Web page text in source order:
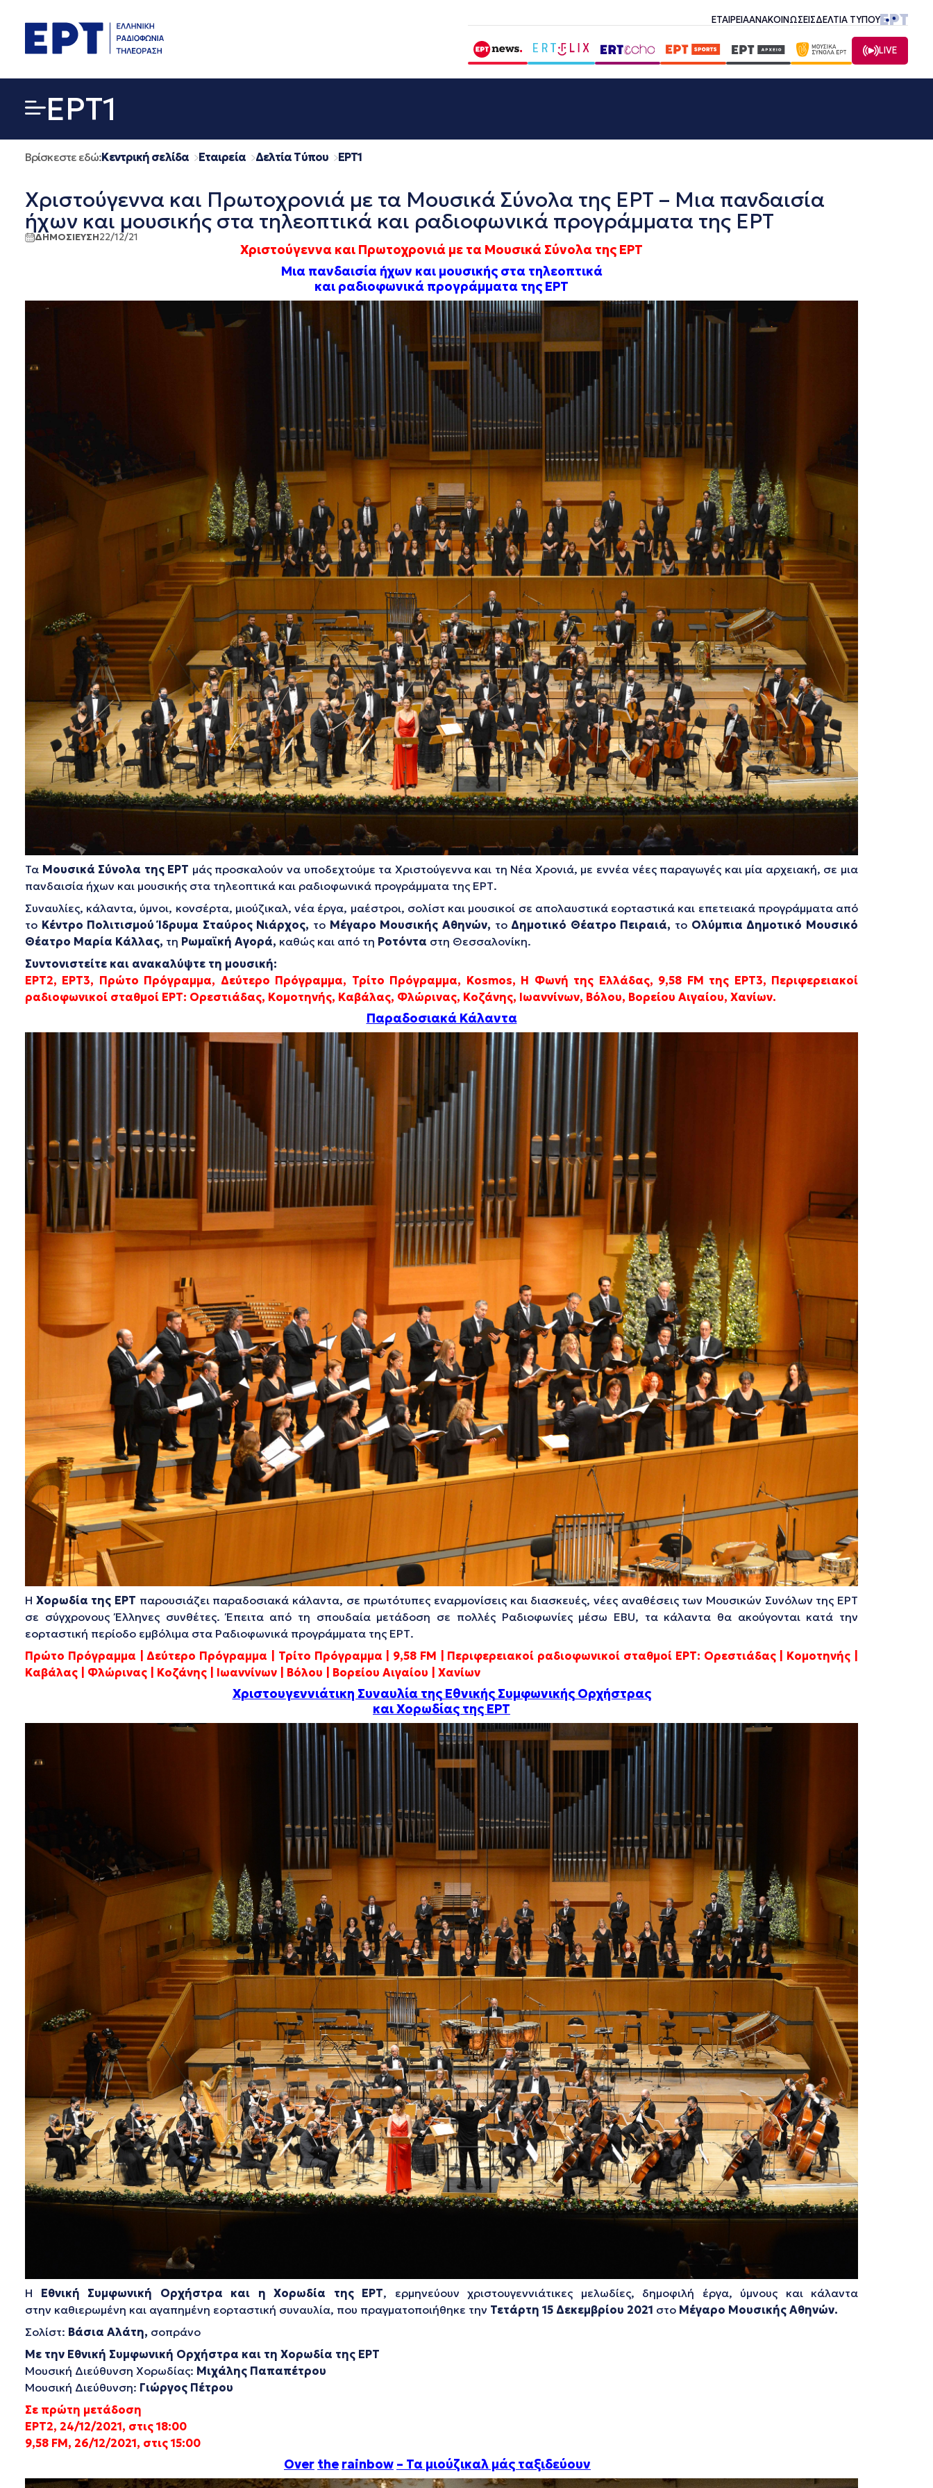
περιεχόμενο
ΕΤΑΙΡΕΙΑΑΝΑΚΟΙΝΩΣΕΙΣΔΕΛΤΙΑ ΤΥΠΟΥ
LIVE
EΡΤ1
Βρίσκεστε εδώ:Κεντρική σελίδα Εταιρεία Δελτία Τύπου EΡΤ1
Χριστούγεννα και Πρωτοχρονιά με τα Μουσικά Σύνολα της ΕΡΤ – Μια πανδαισία
ήχων και μουσικής στα τηλεοπτικά και ραδιοφωνικά προγράμματα της ΕΡΤ
ΔΗΜΟΣΙΕΥΣΗ22/12/21
Χριστούγεννα και Πρωτοχρονιά με τα Μουσικά Σύνολα της ΕΡΤ
Μια πανδαισία ήχων και μουσικής στα τηλεοπτικά
και ραδιοφωνικά προγράμματα της ΕΡΤ
Τα Μουσικά Σύνολα της ΕΡΤ μάς προσκαλούν να υποδεχτούμε τα Χριστούγεννα και τη Νέα Χρονιά, με εννέα νέες παραγωγές και μία αρχειακή, σε μια
πανδαισία ήχων και μουσικής στα τηλεοπτικά και ραδιοφωνικά προγράμματα της ΕΡΤ.
Συναυλίες, κάλαντα, ύμνοι, κονσέρτα, μιούζικαλ, νέα έργα, μαέστροι, σολίστ και μουσικοί σε απολαυστικά εορταστικά και επετειακά προγράμματα από
το Κέντρο Πολιτισμού Ίδρυμα Σταύρος Νιάρχος, τοΜέγαρο Μουσικής Αθηνών, τοΔημοτικό Θέατρο Πειραιά, το Ολύμπια Δημοτικό Μουσικό
Θέατρο Μαρία Κάλλας, τη Ρωμαϊκή Αγορά, καθώς και από τη Ροτόντα στη Θεσσαλονίκη.
Συντονιστείτε και ανακαλύψτε τη μουσική:
ΕΡΤ2, ΕΡΤ3, Πρώτο Πρόγραμμα, Δεύτερο Πρόγραμμα, Τρίτο Πρόγραμμα, Kosmos, Η Φωνή της Ελλάδας, 9,58 FM της ΕΡΤ3, Περιφερειακοί
ραδιοφωνικοί σταθμοί ΕΡΤ: Ορεστιάδας, Κομοτηνής, Καβάλας, Φλώρινας, Κοζάνης, Ιωαννίνων, Βόλου, Βορείου Αιγαίου, Χανίων.
Παραδοσιακά Κάλαντα
Η Χορωδία της ΕΡΤ παρουσιάζει παραδοσιακά κάλαντα, σε πρωτότυπες εναρμονίσεις και διασκευές, νέες αναθέσεις των Μουσικών Συνόλων της ΕΡΤ
σε σύγχρονους Έλληνες συνθέτες. Έπειτα από τη σπουδαία μετάδοση σε πολλές Ραδιοφωνίες μέσω EBU, τα κάλαντα θα ακούγονται κατά την
εορταστική περίοδο εμβόλιμα στα Ραδιοφωνικά προγράμματα της ΕΡΤ.
Πρώτο Πρόγραμμα | Δεύτερο Πρόγραμμα | Τρίτο Πρόγραμμα | 9,58 FM | Περιφερειακοί ραδιοφωνικοί σταθμοί ΕΡΤ: Ορεστιάδας | Κομοτηνής |
Καβάλας | Φλώρινας | Κοζάνης | Ιωαννίνων | Βόλου | Βορείου Αιγαίου | Χανίων
Χριστουγεννιάτικη Συναυλία της Εθνικής Συμφωνικής Ορχήστρας
και Χορωδίας της ΕΡΤ
Η Εθνική Συμφωνική Ορχήστρα και η Χορωδία της ΕΡΤ, ερμηνεύουν χριστουγεννιάτικες μελωδίες, δημοφιλή έργα, ύμνους και κάλαντα
στην καθιερωμένη και αγαπημένη εορταστική συναυλία, που πραγματοποιήθηκε την Τετάρτη 15 Δεκεμβρίου 2021 στο Μέγαρο Μουσικής Αθηνών.
Σολίστ: Βάσια Αλάτη, σοπράνο
Με την Εθνική Συμφωνική Ορχήστρα και τη Χορωδία της ΕΡΤ
Μουσική Διεύθυνση Χορωδίας: Μιχάλης Παπαπέτρου
Μουσική Διεύθυνση: Γιώργος Πέτρου
Σε πρώτη μετάδοση
ΕΡΤ2, 24/12/2021, στις 18:00
9,58 FM, 26/12/2021, στις 15:00
Over the rainbow – Τα μιούζικαλ μάς ταξιδεύουν